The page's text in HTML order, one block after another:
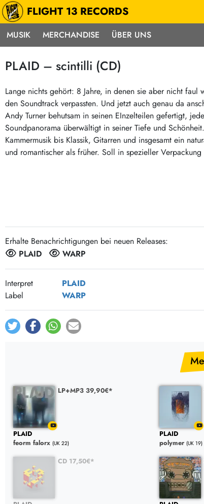
FLIGHT 13 RECORDS
MUSIK
Musik
Alle Neuheiten
Pre-Order
Highlights
Exklusiv & Limitiert
Neu auf Lager
Sonderangebote
Bücher, Fanzines etc.
Punk / HC
Hardcore
Emo
Postpunk / New Wave
Punkrock
60s / Garage
Beat / Surf
Rock / Pop
MERCHANDISE ÜBER UNS
PLAID – scintilli (CD)
Lange nichts gehört: 8 Jahre, in denen sie aber nicht
den Soundtrack verpassten. Und jetzt auch genau da
Andy Turner behutsam in seinen EInzelteilen gefertigt,
Soundpanorama überwältigt in seiner Tiefe und
Kammermusik bis Klassik, Gitarren und insgesamt ein
und romantischer als früher. Soll in spezieller
Erhalte Benachrichtigungen bei neuen Releases:
PLAID
WARP
Interpret PLAID
Label
WARP
LP+MP3 39,90€*
PLAID
feorm falorx (UK 22)
PLAID
polymer (UK 19)
CD 17,50€*